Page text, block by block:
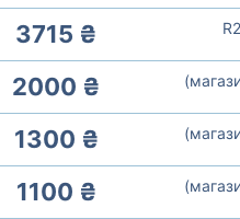
3715 ₴
2000 ₴
1300 ₴
1100 ₴